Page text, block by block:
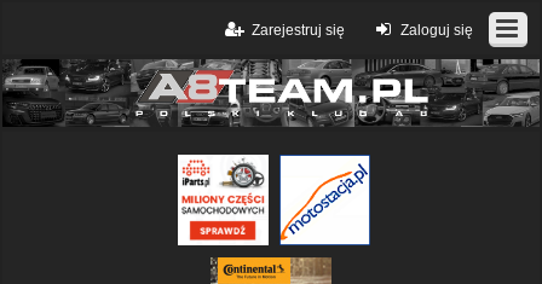
Zaloguj się
Zarejestruj się